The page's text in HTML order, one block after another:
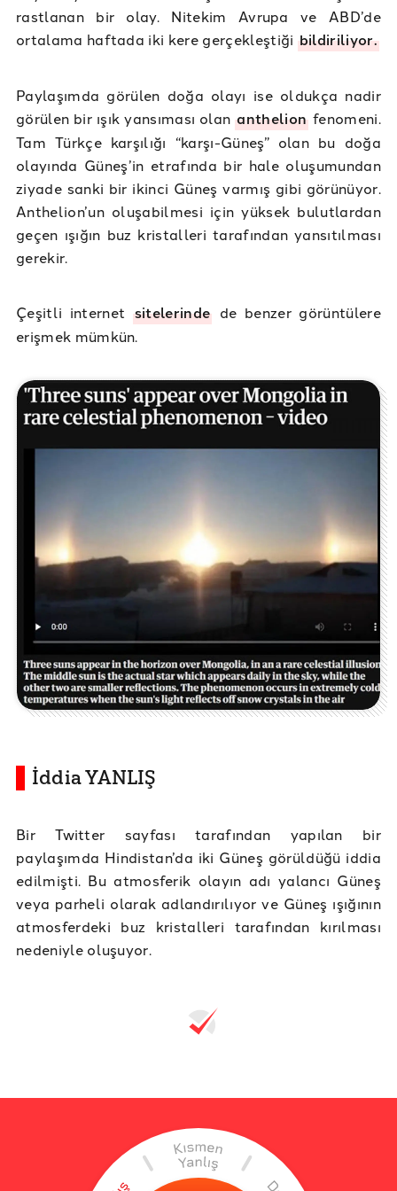
rastlanan bir olay. Nitekim Avrupa ve ABD’de
ortalama haftada iki kere gerçekleştiği bildiriliyor.
Paylaşımda görülen doğa olayı ise oldukça nadir
görülen bir ışık yansıması olananthelion fenomeni.
Tam Türkçe karşılığı “karşı-Güneş” olan bu doğa
olayında Güneş’in etrafında bir hale oluşumundan
ziyade sanki bir ikinci Güneş varmış gibi görünüyor.
Anthelion’un oluşabilmesi için yüksek bulutlardan
geçen ışığın buz kristalleri tarafından yansıtılması
gerekir.
Çeşitli internet sitelerinde de benzer görüntülere
erişmek mümkün.
İddia YANLIŞ
Bir Twitter sayfası tarafından yapılan bir
paylaşımda Hindistan’da iki Güneş görüldüğü iddia
edilmişti. Bu atmosferik olayın adı yalancı Güneş
veya parheli olarak adlandırılıyor ve Güneş ışığının
atmosferdeki buz kristalleri tarafından kırılması
nedeniyle oluşuyor.